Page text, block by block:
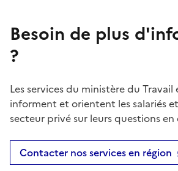
Besoin de plus
?
Les services du ministère du Travail
informent et orientent les salariés
secteur privé sur leurs questions
Contacter nos services en région